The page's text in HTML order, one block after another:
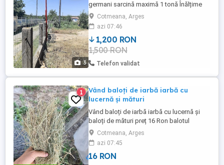
3
germani sarcină maximă 1 tonă Înălțime
totală 4,20 m lungime braț 1m preț 1.200
Ron
Cotmeana, Arges
azi 07:46
1,200 RON
1,500 RON
Telefon validat
1
Vând baloți de iarbă iarbă cu
lucernă și mături
Vând baloți de iarbă iarbă cu lucernă și
baloți de mături preț 16 Ron balotul
Cotmeana, Arges
azi 07:45
16 RON